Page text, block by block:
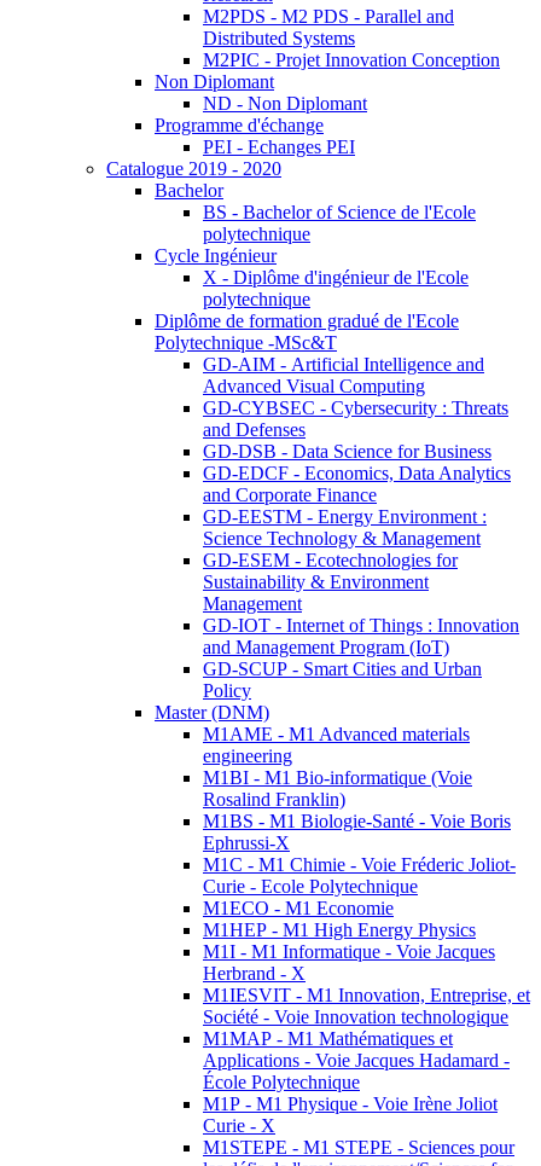
M2PDS - M2 PDS - Parallel and
Distributed Systems
M2PIC - Projet Innovation Conception
Non Diplomant
ND - Non Diplomant
Programme d'échange
PEI - Echanges PEI
Catalogue 2019 - 2020
Bachelor
BS - Bachelor of Science de l'Ecole
polytechnique
Cycle Ingénieur
X - Diplôme d'ingénieur de l'Ecole
polytechnique
Diplôme de formation gradué de l'Ecole
Polytechnique -MSc&T
GD-AIM - Artificial Intelligence and
Advanced Visual Computing
GD-CYBSEC - Cybersecurity : Threats
and Defenses
GD-DSB - Data Science for Business
GD-EDCF - Economics, Data Analytics
and Corporate Finance
GD-EESTM - Energy Environment :
Science Technology & Management
GD-ESEM - Ecotechnologies for
Sustainability & Environment
Management
GD-IOT - Internet of Things : Innovation
and Management Program (IoT)
GD-SCUP - Smart Cities and Urban
Policy
Master (DNM)
M1AME - M1 Advanced materials
engineering
M1BI - M1 Bio-informatique (Voie
Rosalind Franklin)
M1BS - M1 Biologie-Santé - Voie Boris
Ephrussi-X
M1C - M1 Chimie - Voie Fréderic Joliot-
Curie - Ecole Polytechnique
M1ECO - M1 Economie
M1HEP - M1 High Energy Physics
M1I - M1 Informatique - Voie Jacques
Herbrand - X
M1IESVIT - M1 Innovation, Entreprise, et
Société - Voie Innovation technologique
M1MAP - M1 Mathématiques et
Applications - Voie Jacques Hadamard -
École Polytechnique
M1P - M1 Physique - Voie Irène Joliot
Curie - X
M1STEPE - M1 STEPE - Sciences pour